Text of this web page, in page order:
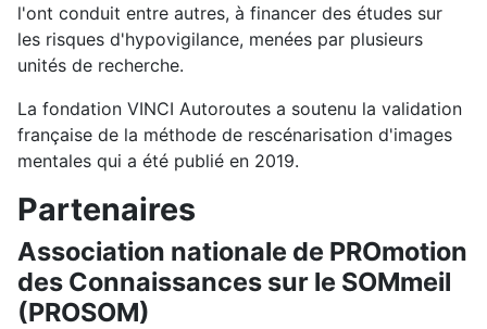
l'ont conduit entre autres, à financer des études sur
les risques d'hypovigilance, menées par plusieurs
unités de recherche.
La fondation VINCI Autoroutes a soutenu la validation
française de la méthode de rescénarisation d'images
mentales qui a été publié en 2019.
Partenaires
Association nationale de PROmotion
des Connaissances sur le SOMmeil
(PROSOM)